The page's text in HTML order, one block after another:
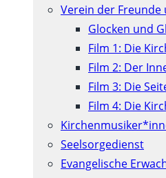
Verein der
Glocken und
Film 1: Die
Film 2: Der
Film 3: Die
Film 4: Die
Seelsorgedienst
Evangelische